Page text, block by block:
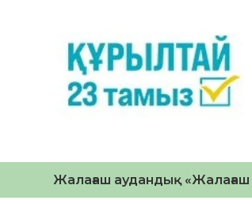
Жалағаш аудандық